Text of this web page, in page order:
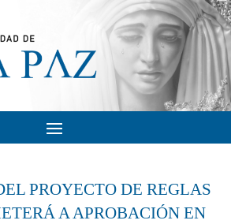
PROYECTO DE REGLAS
A APROBACIÓN EN